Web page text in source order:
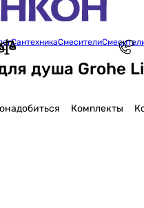
СантехникаСмесители
душа Grohe
Комплекты